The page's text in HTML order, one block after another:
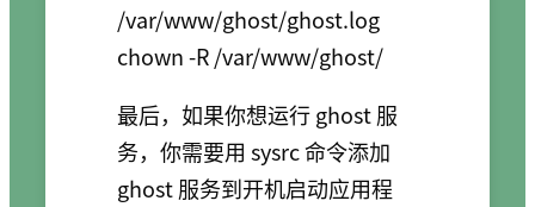
/var/www/ghost/ghost.log
最后，如果你想运行 ghost 服
务，你需要用 sysrc 命令添加
ghost 服务到开机启动应用程